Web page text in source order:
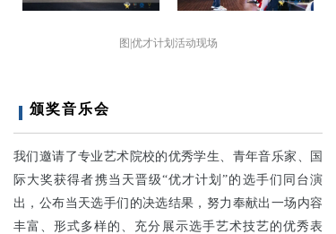
图|优才计划活动现场
颁奖音乐会
我们邀请了专业艺术院校的优秀学生、青年音乐家、国
际大奖获得者携当天晋级“优才计划”的选手们同台演
出，公布当天选手们的决选结果，努力奉献出一场内容
丰富、形式多样的、充分展示选手艺术技艺的优秀表